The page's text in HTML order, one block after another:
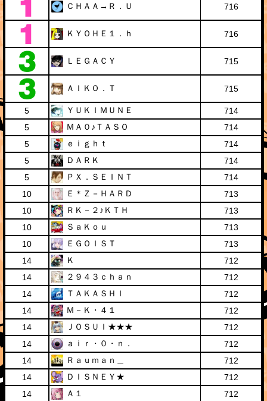
ＣＨＡＡ→Ｒ．Ｕ 716
ＫＹＯＨＥ１．ｈ 716
ＬＥＧＡＣＹ 715
ＡＩＫＯ．Ｔ 715
5 ＹＵＫＩＭＵＮＥ
714
5
ＭＡ０♪ＴＡＳＯ
714
5
ｅｉｇｈｔ
714
5
ＤＡＲＫ
714
5
ＰＸ．ＳＥＩＮＴ
714
10
Ｅ＊Ｚ－ＨＡＲＤ
713
10
ＲＫ－２♪ＫＴＨ
713
10
ＳａＫｏｕ
713
10
ＥＧＯＩＳＴ
713
14
Ｋ
712
14
２９４３ｃｈａｎ
712
14
ＴＡＫＡＳＨＩ
712
14
Ｍ－Ｋ・４１
712
14
ＪＯＳＵＩ★★★
712
14
ａｉｒ・０・ｎ．
712
14
Ｒａｕｍａｎ＿
712
14
ＤＩＳＮＥＹ★
712
14
Ａ１
712